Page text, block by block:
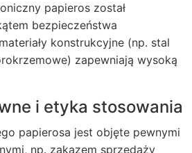
papieros został
bezpieczeństwa
konstrukcyjne (np. stal
zapewniają wysoką
i etyka stosowania
papierosa jest objęte pewnymi
np. zakazem sprzedaży